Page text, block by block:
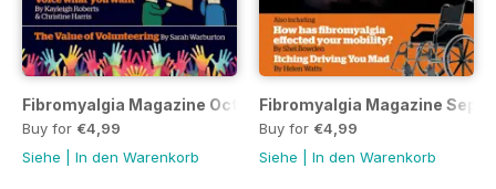
Fibromyalgia Magazine October 2019
Buy for €4,99
Siehe
In den Warenkorb
Fibromyalgia Magazine
Buy for €4,99
Siehe
In den Warenkorb